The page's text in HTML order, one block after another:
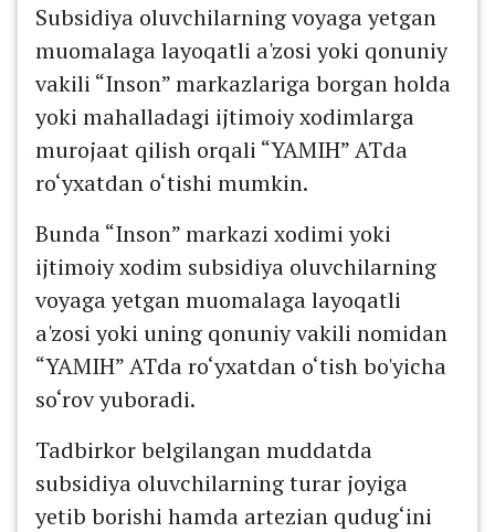
Subsidiya oluvchilarning voyaga yetgan
muomalaga layoqatli a'zosi yoki qonuniy
vakili “Inson” markazlariga borgan holda
yoki mahalladagi ijtimoiy xodimlarga
murojaat qilish orqali “YAMIH” ATda
ro‘yxatdan o‘tishi mumkin.
Bunda “Inson” markazi xodimi yoki
ijtimoiy xodim subsidiya oluvchilarning
voyaga yetgan muomalaga layoqatli
a'zosi yoki uning qonuniy vakili nomidan
“YAMIH” ATda ro‘yxatdan o‘tish bo'yicha
so‘rov yuboradi.
Tadbirkor belgilangan muddatda
subsidiya oluvchilarning turar joyiga
yetib borishi hamda artezian qudug‘ini